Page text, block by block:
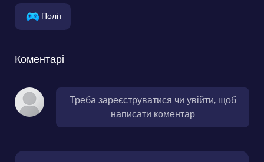
Політ
Коментарі
Треба зареєструватися чи увійти, щоб
написати коментар